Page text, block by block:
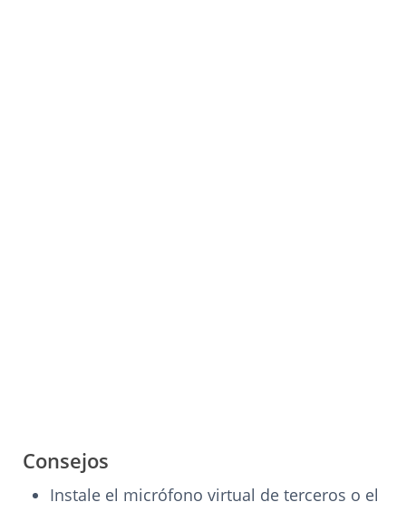
Consejos
Instale el micrófono virtual de terceros o el